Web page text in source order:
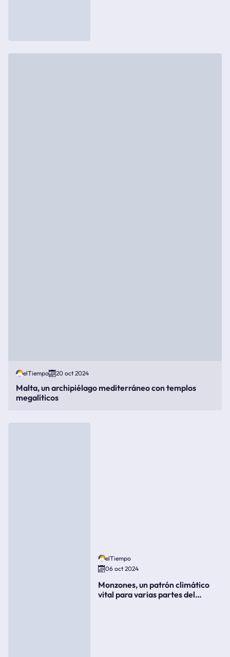
elTiempo 20 oct 2024
Malta, un archipiélago mediterráneo con templos
megalíticos
elTiempo
06 oct 2024
Monzones, un patrón climático
vital para varias partes del